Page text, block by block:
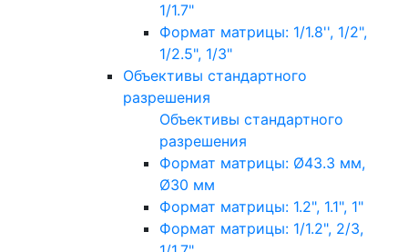
1/1.7"
Формат матрицы: 1/1.8'', 1/2",
1/2.5", 1/3"
Объективы стандартного
разрешения
Объективы стандартного
разрешения
Формат матрицы: Ø43.3 мм,
Ø30 мм
Формат матрицы: 1.2", 1.1", 1"
Формат матрицы: 1/1.2", 2/3,